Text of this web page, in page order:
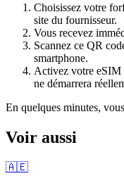
Choisissez votre
site du fournisseur.
Vous recevez
Scannez ce QR
smartphone.
Activez votre eSIM
ne démarrera
En quelques minutes,
Voir aussi
🇦🇪